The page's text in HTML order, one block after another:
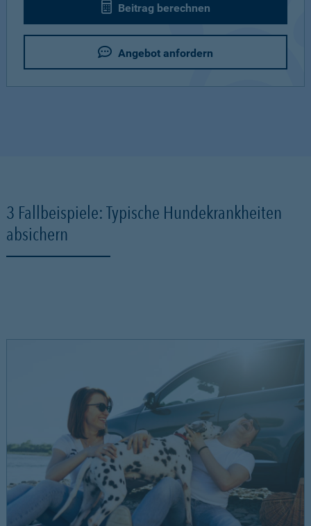
Beitrag berechnen
Angebot anfordern
3 Fallbeispiele: Typische Hundekrankheiten
absichern